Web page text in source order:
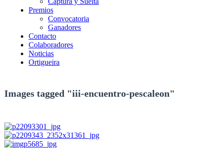
Premios
Convocatoria
Ganadores
Contacto
Colaboradores
Noticias
Ortigueira
Images tagged "iii-encuentro-pescaleon"